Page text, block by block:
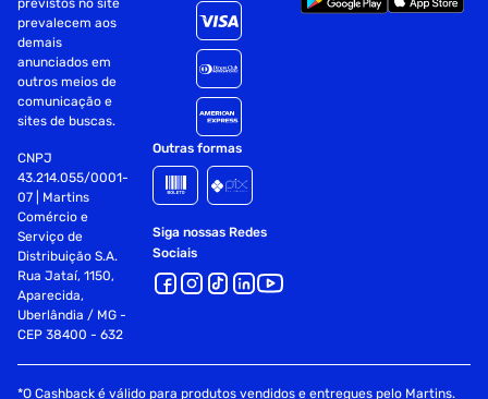
Dimensões:
Produto (AxLxP): 13,7 x 11,1 x 53,0 cm
Garantia: 1 ano (Ofertada pelo Fabricante)
previstos no site
prevalecem aos
demais
anunciados em
outros meios de
comunicação e
sites de buscas.
CNPJ
43.214.055/0001-
07 | Martins
Comércio e
Serviço de
Distribuição S.A.
Rua Jataí, 1150,
Aparecida,
Uberlândia / MG -
CEP 38400 - 632
Outras formas
Siga nossas Redes
Sociais
*O Cashback é válido para produtos vendidos e entregues pelo Martins.